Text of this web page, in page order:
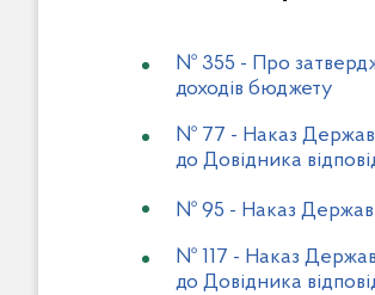
№ 355 - Про
доходів бюджету
№ 77 - Наказ
до Довідника
№ 95 - Наказ
№ 117 - Наказ
до Довідника